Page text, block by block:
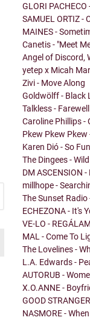
GLORI PACHECO
SAMUEL ORTIZ -
MAINES -
Canetis - "Meet
Angel of Discord,
yetep x Micah
Zivi - Move Along
Goldwölff - Black
Talkless - Farewell
Caroline Phillips -
Pkew Pkew
Karen Dió - So
The Dingees -
DM ASCENSION
millhope -
The Sunset
ECHEZONA - It's
VE-LO -
MAL - Come To
The Lovelines -
L.A. Edwards -
AUTORUB -
X.O.ANNE -
GOOD
NASMORE -